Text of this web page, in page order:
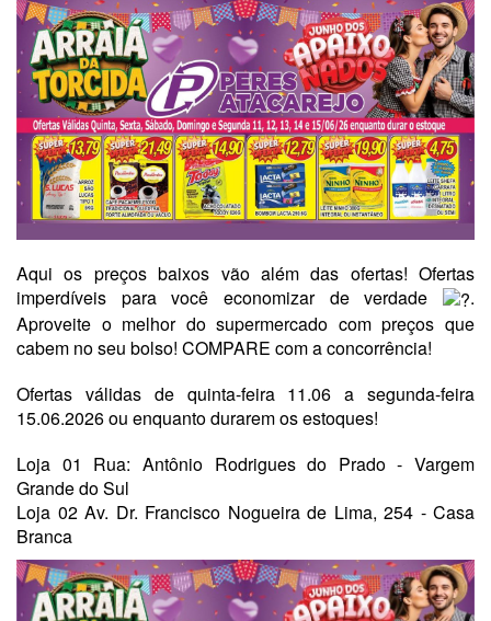
Aqui os preços baixos vão além das ofertas! Ofertas
imperdíveis para você economizar de verdade
.
Aproveite o melhor do supermercado com preços que
cabem no seu bolso! COMPARE com a concorrência!
Ofertas válidas de quinta-feira 11.06 a segunda-feira
15.06.2026 ou enquanto durarem os estoques!
Loja 01 Rua: Antônio Rodrigues do Prado - Vargem
Grande do Sul
Loja 02 Av. Dr. Francisco Nogueira de Lima, 254 - Casa
Branca